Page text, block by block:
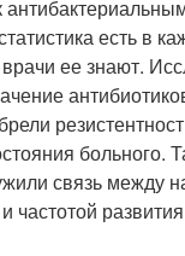
есть в
ее знают.
больного.
связь между
частотой